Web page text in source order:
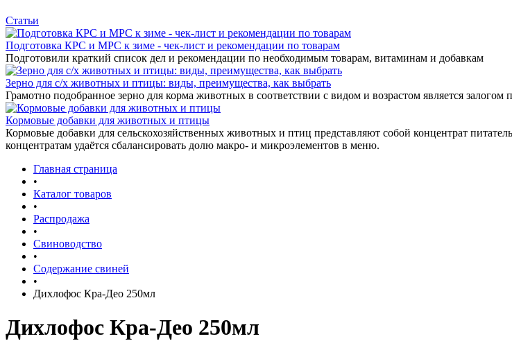
Статьи
Подготовка КРС и МРС к зиме - чек-лист и рекомендации по товарам
Подготовили краткий список дел и рекомендации по необходимым товарам, витаминам и добавкам
Зерно для с/х животных и птицы: виды, преимущества, как выбрать
Грамотно подобранное зерно для корма животных в соответствии с видом и возрастом является
Кормовые добавки для животных и птицы
Кормовые добавки для сельскохозяйственных животных и птиц представляют собой концентрат
концентратам удаётся сбалансировать долю макро- и микроэлементов в меню.
Главная страница
•
Каталог товаров
•
Распродажа
•
Свиноводство
•
Содержание свиней
•
Дихлофос Кра-Део 250мл
Дихлофос Кра-Део 250мл